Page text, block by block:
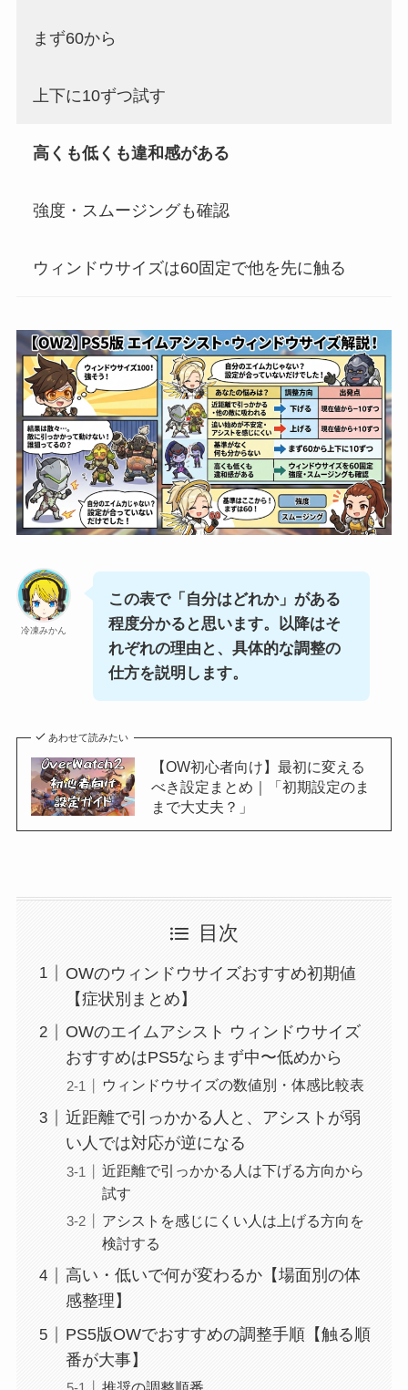
まず60から
上下に10ずつ試す
高くも低くも違和感がある
強度・スムージングも確認
ウィンドウサイズは60固定で他を先に触る
冷凍みかん
この表で「自分はどれか」がある
程度分かると思います。以降はそ
れぞれの理由と、具体的な調整の
仕方を説明します。
あわせて読みたい
【OW初心者向け】最初に変える
べき設定まとめ｜「初期設定のま
まで大丈夫？」
目次
OWのウィンドウサイズおすすめ初期値
【症状別まとめ】
OWのエイムアシスト ウィンドウサイズ
おすすめはPS5ならまず中〜低めから
ウィンドウサイズの数値別・体感比較表
近距離で引っかかる人と、アシストが弱
い人では対応が逆になる
近距離で引っかかる人は下げる方向から
試す
アシストを感じにくい人は上げる方向を
検討する
高い・低いで何が変わるか【場面別の体
感整理】
PS5版OWでおすすめの調整手順【触る順
番が大事】